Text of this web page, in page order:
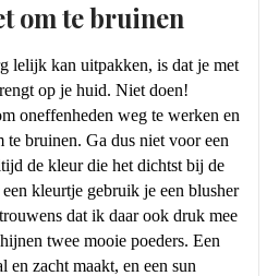
om te bruinen
op je huid. Niet doen!
oneffenheden weg te werken en
te bruinen. Ga dus niet voor een
de kleur die het dichtst bij de
kleurtje gebruik je een blusher
dat ik daar ook druk mee
twee mooie poeders. Een
en zacht maakt, en een sun